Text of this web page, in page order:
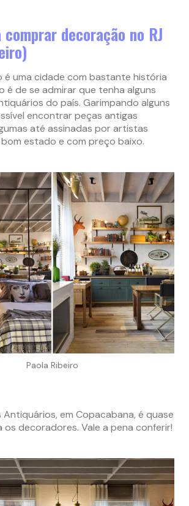
decoração no RJ
é uma cidade com bastante história
é de se admirar que tenha alguns
do país. Garimpando alguns
encontrar peças antigas
até assinadas por artistas
estado e com preço baixo.
Paola Ribeiro
em Copacabana, é quase
os decoradores. Vale a pena conferir!